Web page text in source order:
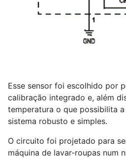
Esse sensor foi escolhido por
calibração integrado e, além
temperatura o que possibilita
sistema robusto e simples.
O circuito foi projetado para
máquina de lavar-roupas num